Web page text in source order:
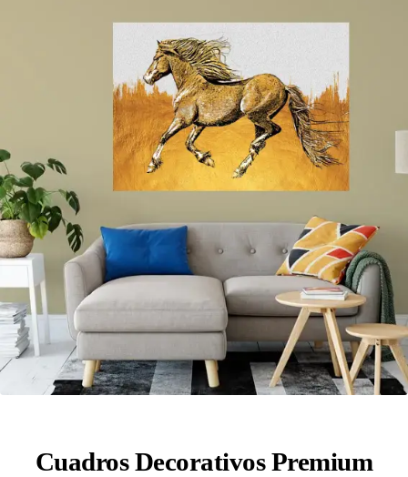
Cuadros Decorativos Premium